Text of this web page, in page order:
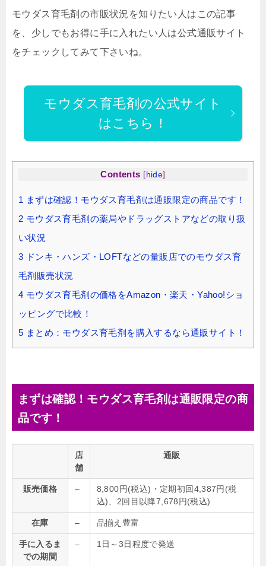
モウダス育毛剤の市販状況を知りたい人はこの記事
を、少しでもお得に手に入れたい人は公式通販サイト
をチェックしてみて下さいね。
モウダス育毛剤の公式サイト
はこちら！
Contents [ hide]
1 まずは確認！モウダス育毛剤は通販限定の商品です！
2 モウダス育毛剤の薬局やドラッグストアなどの取り扱
い状況
3 ドンキ・ハンズ・LOFTなどの量販店でのモウダス育
毛剤販売状況
4 モウダス育毛剤の価格をAmazon・楽天・Yahoo!ショ
ッピングで比較！
5 まとめ：モウダス育毛剤を購入するなら通販サイト！
まずは確認！モウダス育毛剤は通販限定の商
品です！
店
舗
通販
販売価格 –
8,800円(税込)・定期初回4,387円(税
込)、2回目以降7,678円(税込)
在庫 – 品揃え豊富
手に入るま
での期間
– 1日～3日程度で発送